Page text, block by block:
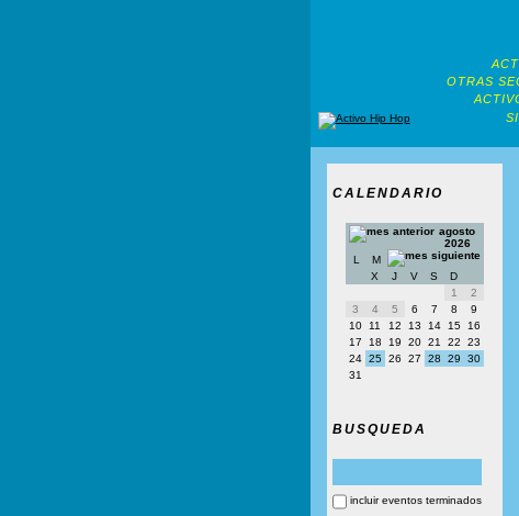
OTRAS
CALENDARIO
agosto
2026
L
M
X
J V S
D
1
2
3
4 5 6 7 8
9
10
11 12 13 14 15
16
17
18 19 20 21 22
23
24 25 26 27 28 29
30
31
BUSQUEDA
incluir eventos terminados